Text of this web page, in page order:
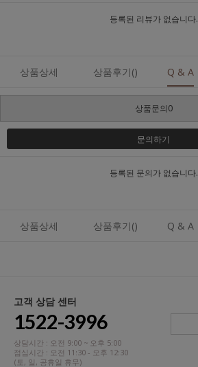
등록된 리뷰가 없습니다.
상품상세 상품후기() Q & A
상품문의0
문의하기
등록된 문의가 없습니다.
상품상세 상품후기() Q & A
고객 상담 센터
1522-3996
상담시간 : 오전 9:00 ~ 오후 5:00
점심시간 : 오전 11:30 - 오후 12:30
(토, 일, 공휴일 휴무)